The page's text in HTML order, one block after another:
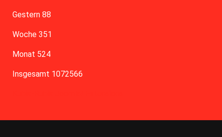
Gestern 88
Woche 351
Monat 524
Insgesamt 1072566